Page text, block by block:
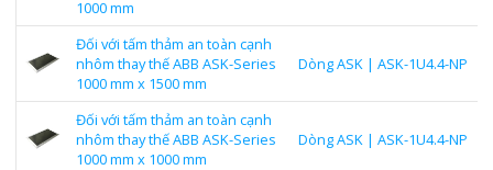
1000 mm
Đối với tấm thảm an toàn cạnh
nhôm thay thế ABB ASK-Series
1000 mm x 1500 mm
Dòng ASK | ASK-1U4.4-NP
Đối với tấm thảm an toàn cạnh
nhôm thay thế ABB ASK-Series
1000 mm x 1000 mm
Dòng ASK | ASK-1U4.4-NP